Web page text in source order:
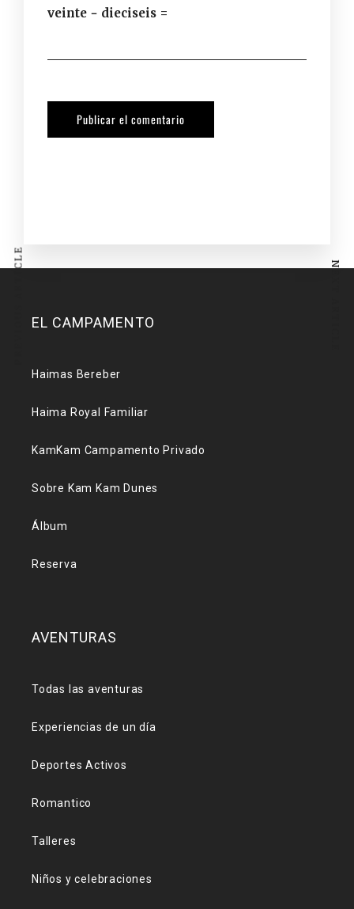
veinte − dieciseis =
PREVIOUS ARTICLE EL CAMPAMENTO
Haimas Bereber
Haima Royal Familiar
KamKam Campamento Privado
Sobre Kam Kam Dunes
Álbum
Reserva
AVENTURAS
Todas las aventuras
Experiencias de un día
Deportes Activos
Romantico
Talleres
Niños y celebraciones